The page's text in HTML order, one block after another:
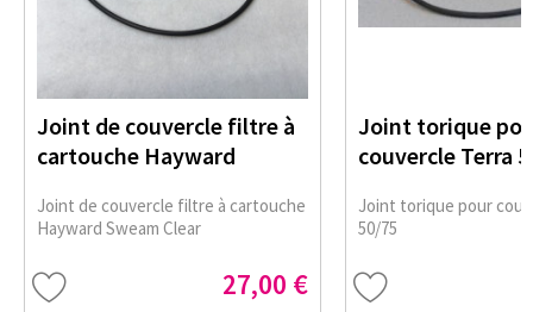
Joint de couvercle filtre à
cartouche Hayward
Joint de couvercle filtre à cartouche
Hayward Sweam Clear
27,00 €
Joint torique
couvercle Terra
Joint torique pour
50/75